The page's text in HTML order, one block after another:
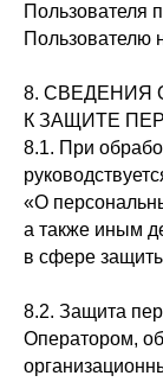
Пользователя
Пользователю
8. СВЕДЕНИЯ
К ЗАЩИТЕ
8.1. При
«О
а также иным
в сфере
8.2. Защита
Оператором,